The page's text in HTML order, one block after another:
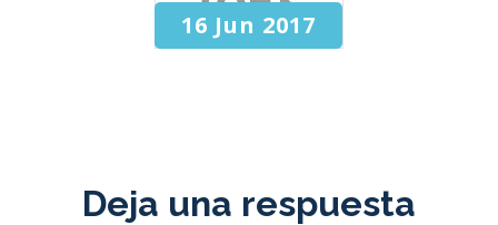
16 Jun 2017
Deja una respuesta